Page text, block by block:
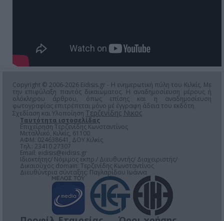
Copyright © 2006-2026 Eidisis.gr - Η ενημερωτική πύλη του Κιλκίς. Με
την επιφύλαξη παντός δικαιώματος. Η αναδημοσίευση μέρους ή
ολόκληρου άρθρου, όπως επίσης και η αναδημοσίευση
φωτογραφίας επιτρέπεται μόνο μέ έγγραφη άδεια του εκδότη.
Σχεδίαση και Υλοποίηση Τερζενίδης Νικος
Ταυτότητα ιστοσελίδας
Επιχείρηση Τερζενίδης Κωνσταντίνος
Μεταλλικό, Κιλκίς, 61100
ΑΦΜ: 024638641, ΔΟΥ Κιλκίς
Τηλ.: 23410 27307
Email: eidisis@eidisis.gr
Ιδιοκτήτης/ Νόμιμος εκπρ./ Διευθυντής/ Διαχειριστής/
Δικαιούχος domain: Τερζενίδης Κωνσταντίνος
Διευθύντρια σύνταξης: Παγλαρίδου Ιωάννα